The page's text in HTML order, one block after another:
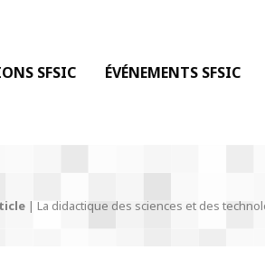
SFSIC ÉVÉNEMENTS SFSIC
| La didactique des sciences et des